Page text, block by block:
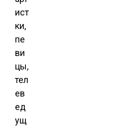
ист
ки,
пе
ви
цы,
тел
ев
ед
ущ